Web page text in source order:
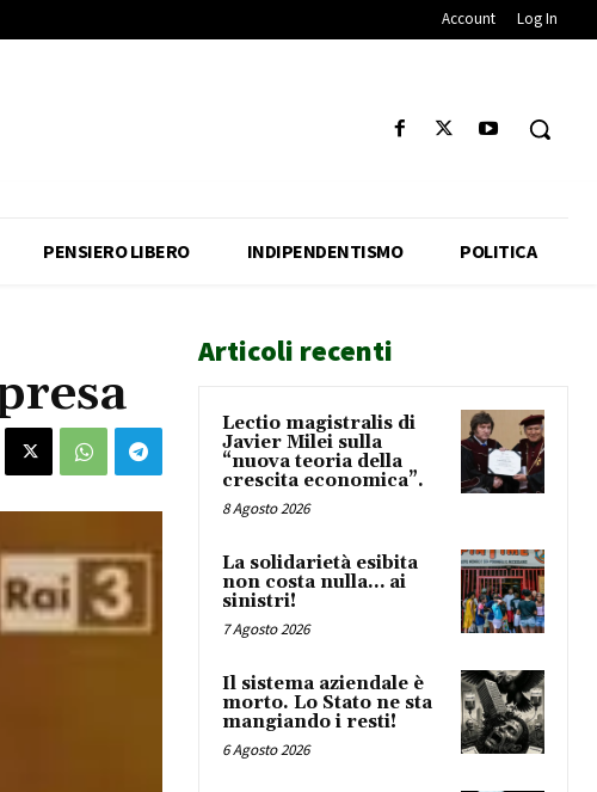
Account Log In
PENSIERO LIBERO INDIPENDENTISMO POLITICA
Articoli recenti
Lectio magistralis di
Javier Milei sulla
“nuova teoria della
crescita economica”.
8 Agosto 2026
La solidarietà esibita
non costa nulla… ai
sinistri!
7 Agosto 2026
Il sistema aziendale è
morto. Lo Stato ne sta
mangiando i resti!
6 Agosto 2026